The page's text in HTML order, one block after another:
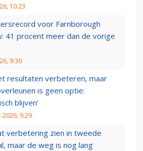
10:23
voor Farnborough
41 procent meer dan de vorige
9:30
resultaten verbeteren, maar
is geen optie:
blijven’
2026, 9:29
verbetering zien in tweede
maar de weg is nog lang